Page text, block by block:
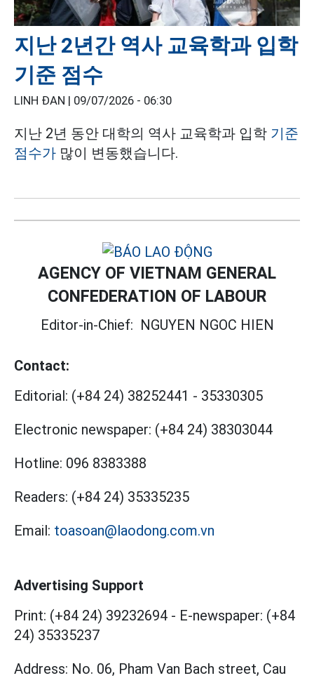
지난 2년간 역사 교육학과 입학
기준 점수
LINH ĐAN | 09/07/2026 - 06:30
지난 2년 동안 대학의 역사 교육학과 입학 기준
점수가 많이 변동했습니다.
AGENCY OF VIETNAM GENERAL
CONFEDERATION OF LABOUR
Editor-in-Chief: NGUYEN NGOC HIEN
Contact:
Editorial: (+84 24) 38252441 - 35330305
Electronic newspaper: (+84 24) 38303044
Hotline: 096 8383388
Readers: (+84 24) 35335235
Email: toasoan@laodong.com.vn
Advertising Support
Print: (+84 24) 39232694 - E-newspaper: (+84
24) 35335237
Address: No. 06, Pham Van Bach street, Cau